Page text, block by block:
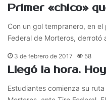
Primer «chico»
Con un gol tempranero, en
Federal de Morteros, derrotó
3 de febrero de 2017 58
Llegó la hora.
Estudiantes comienza su